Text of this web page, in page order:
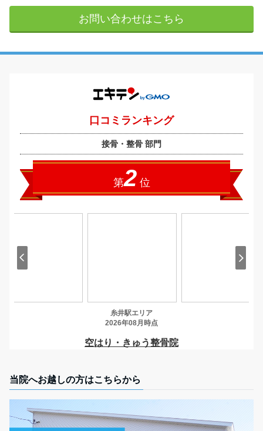
お問い合わせはこちら
当院へお越しの方はこちらから